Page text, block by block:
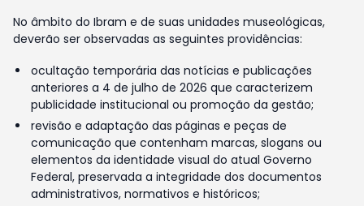
No âmbito do Ibram e de suas unidades museológicas,
deverão ser observadas as seguintes providências:
ocultação temporária das notícias e publicações
anteriores a 4 de julho de 2026 que caracterizem
publicidade institucional ou promoção da gestão;
revisão e adaptação das páginas e peças de
comunicação que contenham marcas, slogans ou
elementos da identidade visual do atual Governo
Federal, preservada a integridade dos documentos
administrativos, normativos e históricos;